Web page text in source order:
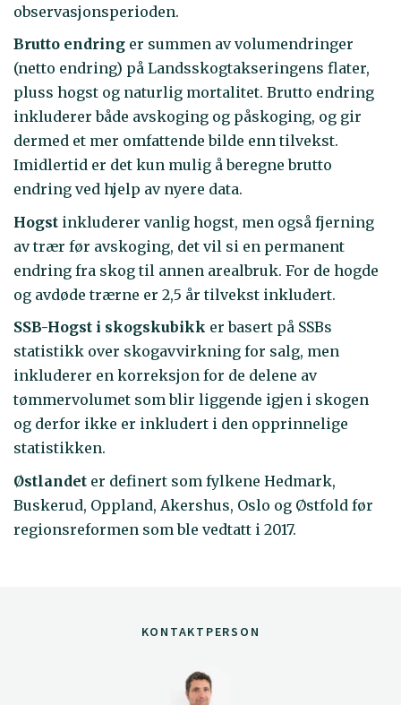
observasjonsperioden.
Brutto endring er summen av volumendringer
(netto endring) på Landsskogtakseringens flater,
pluss hogst og naturlig mortalitet. Brutto endring
inkluderer både avskoging og påskoging, og gir
dermed et mer omfattende bilde enn tilvekst.
Imidlertid er det kun mulig å beregne brutto
endring ved hjelp av nyere data.
Hogst inkluderer vanlig hogst, men også fjerning
av trær før avskoging, det vil si en permanent
endring fra skog til annen arealbruk. For de hogde
og avdøde trærne er 2,5 år tilvekst inkludert.
SSB-Hogst i skogskubikk er basert på SSBs
statistikk over skogavvirkning for salg, men
inkluderer en korreksjon for de delene av
tømmervolumet som blir liggende igjen i skogen
og derfor ikke er inkludert i den opprinnelige
statistikken.
Østlandet er definert som fylkene Hedmark,
Buskerud, Oppland, Akershus, Oslo og Østfold før
regionsreformen som ble vedtatt i 2017.
KONTAKTPERSON